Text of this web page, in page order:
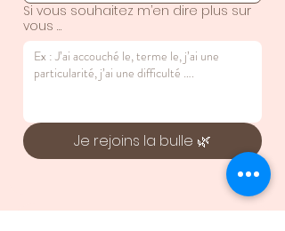
Si vous souhaitez m’en dire plus sur
vous …
Je rejoins la bulle 🌿